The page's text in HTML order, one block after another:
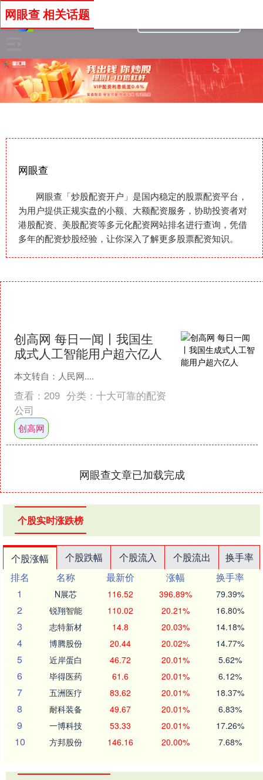
网眼查
网眼查「炒股配资开户」是国内稳定的股票配资平台，
为用户提供正规实盘的小额、大额配资服务，协助投资者对
港股配资、美股配资等多元化配资网站排名进行查询，凭借
多年的配资炒股经验，让你深入了解更多股票配资知识。
网眼查 相关话题
创高网 每日一闻丨我国生
成式人工智能用户超六亿人
本文转自：人民网....
查看： 209 分类： 十大可靠的配资
公司
创高网
网眼查文章已加载完成
个股实时涨跌榜
个股涨幅 个股跌幅 个股流入 个股流出
换手率
排名
名称 最新价 涨幅
换手率
1
N展芯 116.52 396.89% 79.39%
2 锐翔智能 110.02 20.21% 16.80%
3 志特新材 14.8 20.03% 14.18%
4 博腾股份 20.44 20.02% 14.77%
5 近岸蛋白 46.72 20.01% 5.62%
6 毕得医药 61.6 20.01% 6.12%
7 五洲医疗 83.62 20.01% 18.37%
8 耐科装备 49.67 20.01% 6.83%
9 一博科技 53.33 20.01% 17.26%
10 方邦股份 146.16 20.00% 7.68%